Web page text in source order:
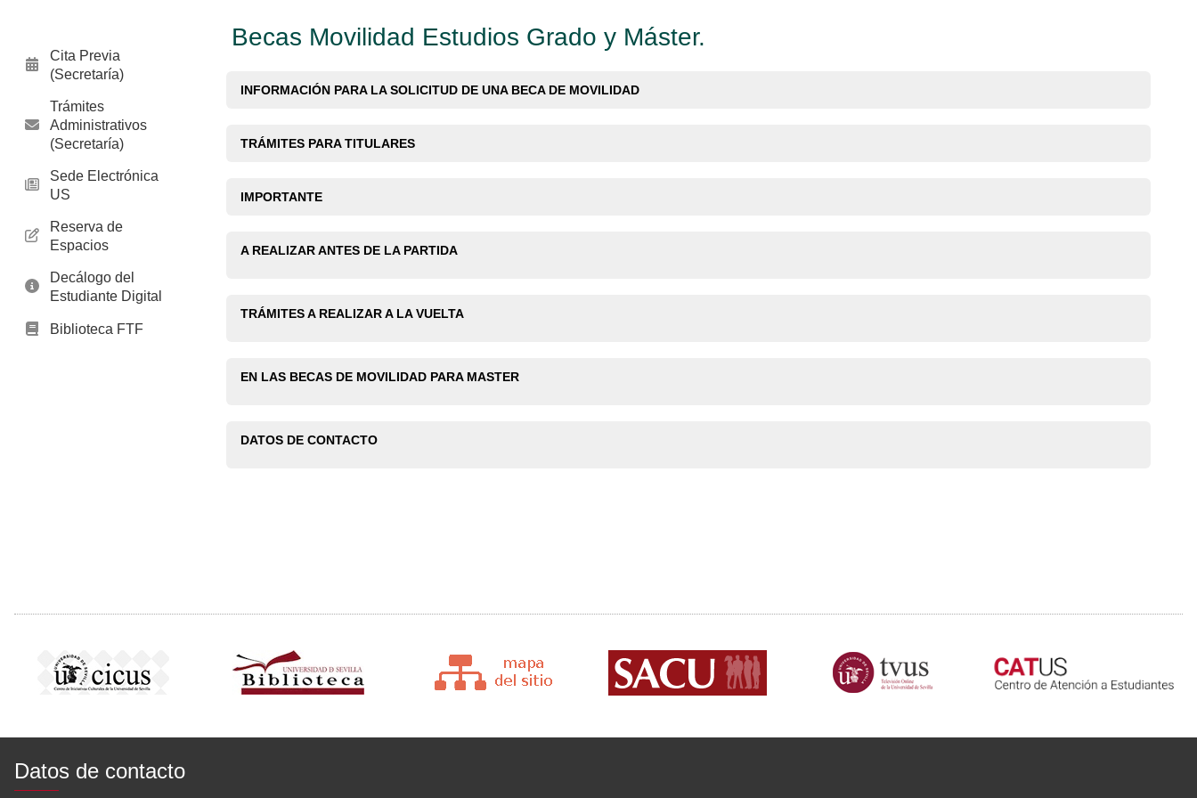
Becas Movilidad Estudios Grado y Máster.
INFORMACIÓN PARA LA SOLICITUD DE UNA BECA DE MOVILIDAD
TRÁMITES PARA TITULARES
IMPORTANTE
A REALIZAR ANTES DE LA PARTIDA
TRÁMITES A REALIZAR A LA VUELTA
EN LAS BECAS DE MOVILIDAD PARA MASTER
DATOS DE CONTACTO
Cita Previa
(Secretaría)
Trámites
Administrativos
(Secretaría)
Sede Electrónica
US
Reserva de
Espacios
Decálogo del
Estudiante Digital
Biblioteca FTF
Datos de contacto